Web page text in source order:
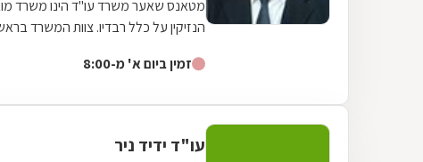
מטאנס שאער משרד עו"ד הינו משרד
הנזיקין על כלל רבדיו.
זמין ביום א' מ-8:00
עו"ד ידיד ניר